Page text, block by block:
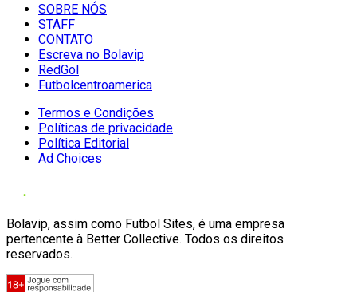
SOBRE NÓS
STAFF
CONTATO
Escreva no Bolavip
RedGol
Futbolcentroamerica
Termos e Condições
Políticas de privacidade
Política Editorial
Ad Choices
Bolavip, assim como Futbol Sites, é uma empresa
pertencente à Better Collective. Todos os direitos
reservados.